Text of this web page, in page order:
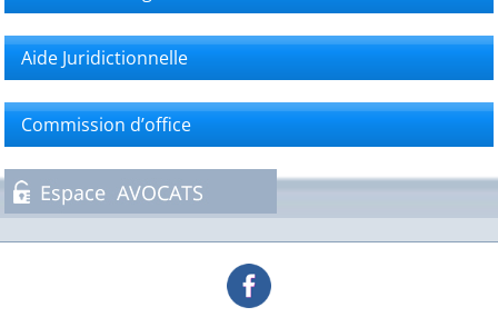
Aide Juridictionnelle
Commission d’office